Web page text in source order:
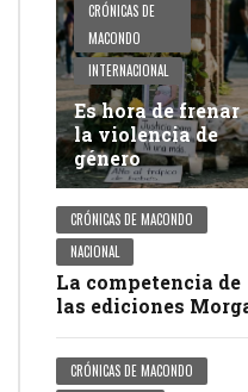
CRÓNICAS DE
MACONDO
INTERNACIONAL
Es hora de frenar
la violencia de
género
CRÓNICAS DE MACONDO
NACIONAL
La competencia de
las ediciones
CRÓNICAS DE MACONDO